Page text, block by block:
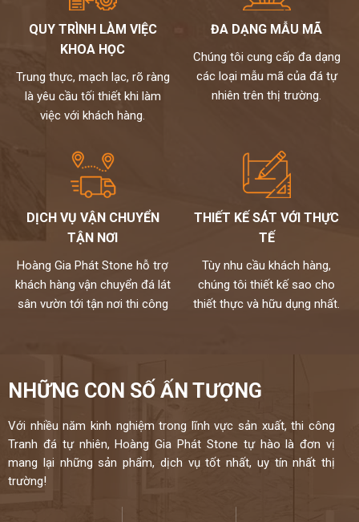
QUY TRÌNH LÀM VIỆC
KHOA HỌC
Trung thực, mạch lạc, rõ ràng
là yêu cầu tối thiết khi làm
việc với khách hàng.
ĐA DẠNG MẪU MÃ
Chúng tôi cung cấp đa dạng
các loại mẫu mã của đá tự
nhiên trên thị trường.
DỊCH VỤ VẬN CHUYỂN
TẬN NƠI
Hoàng Gia Phát Stone hỗ trợ
khách hàng vận chuyển đá lát
sân vườn tới tận nơi thi công
THIẾT KẾ SÁT VỚI THỰC
TẾ
Tùy nhu cầu khách hàng,
chúng tôi thiết kế sao cho
thiết thực và hữu dụng nhất.
NHỮNG CON SỐ ẤN TƯỢNG
Với nhiều năm kinh nghiệm trong lĩnh vực sản xuất, thi công
Tranh đá tự nhiên, Hoàng Gia Phát Stone tự hào là đơn vị
mang lại những sản phẩm, dịch vụ tốt nhất, uy tín nhất thị
trường!